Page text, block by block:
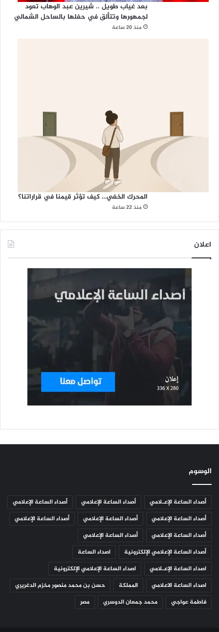
بعد غياب طويل .. شيرين عبد الوهاب تعود
لجمهورها وتتألق في حفلها بالساحل الشمالي
منذ 20 ساعة
المحرك الخفي… كيف تؤثر قيمنا في قراراتنا؟
منذ 22 ساعة
اعلان
الوسوم
أصداء الساعة الإعـلامي أصداء الساعة الإعلامي
أصداء الساعة الإعلامي
أصداء الساعة الإعلامي
أصداء الساعة الإعلامي
أصداء الساعة الإعلامي
أصداء الساعة الإعلامي
أصداء الساعة الإعلامي
أصداء الساعة الإعلامي الإلكترونية
اصداء الساعة
اصداء الساعة الإعـلامي
اصداء الساعة الإعلامي الإلكترونية
اصداء الساعة الاعلامي
المملكة
حسن بن محمد منصور مخزم الدغريري
فاطمة عواجي
محمد جمعان الدوسري مصر